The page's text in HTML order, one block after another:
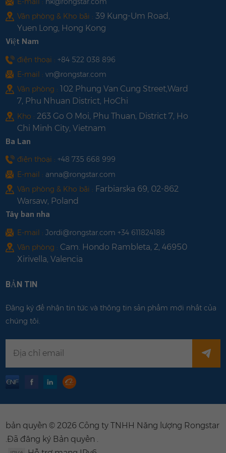
BỀN·Hỗ trợ AFCI chính
xác ·IP65/C5
Văn phòng & Kho bãi : 39 Kung-Um Road,
Yuen Long, Hong Kong
Việt Nam
điện thoại : +84 522 038 896
E-mail : vn@rongstar.com
Văn phòng : 102 Phung Van Cung Street,Ward
7, Phu Nhuan District, HoChi
Kho : 263 Go O Moi, Phu Thuan, District 7, Ho
Chi Minh City, Vietnam
Ba Lan
điện thoại : +48 735 668 999
E-mail : anna@rongstar.com
Văn phòng & Kho bãi : Farbiarska 69, 02-862
Warsaw, Poland
Tây ban nha
E-mail : Jordi@rongstar.com +34 611824188
Văn phòng : Cam. Hondo Rambleta, 2, 46950
Xirivella, Valencia
BẢN TIN
Đăng ký để nhận tin tức và thông tin sản phẩm mới nhất của
chúng tôi.
bản quyền © 2026 Công ty TNHH Năng lượng Rongstar
.Đã đăng ký Bản quyền .